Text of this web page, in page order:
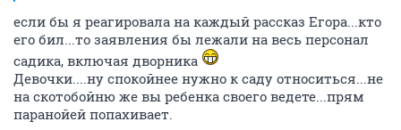
если бы я реагировала на каждый рассказ Егора...кто
его бил...то заявления бы лежали на весь персонал
садика, включая дворника
Девочки....ну спокойнее нужно к саду относиться...не
на скотобойню же вы ребенка своего ведете...прям
паранойей попахивает.